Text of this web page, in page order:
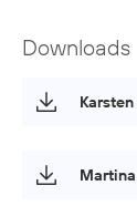
Downloads